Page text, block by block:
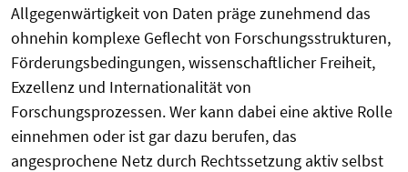
Allgegenwärtigkeit von Daten präge zunehmend das
ohnehin komplexe Geflecht von Forschungsstrukturen,
Förderungsbedingungen, wissenschaftlicher Freiheit,
Exzellenz und Internationalität von
Forschungsprozessen. Wer kann dabei eine aktive Rolle
einnehmen oder ist gar dazu berufen, das
angesprochene Netz durch Rechtssetzung aktiv selbst